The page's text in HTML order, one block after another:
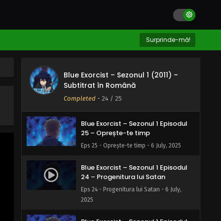
Surprinde-mă!
Blue Exorcist – Sezonul 1 (2011) –
Subtitrat în Română
Completed - 24 / 25
Blue Exorcist – Sezonul 1 Episodul
25 – Oprește-te timp
Eps 25 - Oprește-te timp - 6 July, 2025
Blue Exorcist – Sezonul 1 Episodul
24 – Progenitura lui Satan
Eps 24 - Progenitura lui Satan - 6 July,
2025